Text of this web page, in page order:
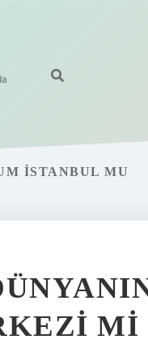
İSTANBUL MU
MI